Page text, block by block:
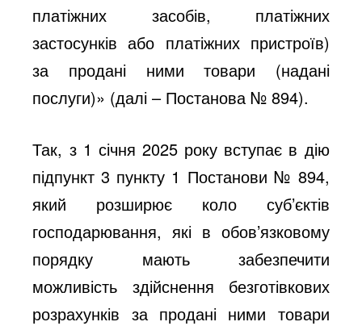
платіжних засобів, платіжних
застосунків або платіжних пристроїв)
за продані ними товари (надані
послуги)» (далі – Постанова № 894).
Так, з 1 січня 2025 року вступає в дію
підпункт 3 пункту 1 Постанови № 894,
який розширює коло суб’єктів
господарювання, які в обов’язковому
порядку мають забезпечити
можливість здійснення безготівкових
розрахунків за продані ними товари